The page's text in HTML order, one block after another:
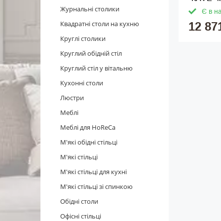
Журнальні столики
Квадратні столи на кухню
Круглі столики
Круглий обідній стіл
Круглий стіл у вітальню
Кухонні столи
Люстри
Меблі
Меблі для HoReCa
М'які обідні стільці
М'які стільці
М'які стільці для кухні
М'які стільці зі спинкою
Обідні столи
Офісні стільці
Є в
12